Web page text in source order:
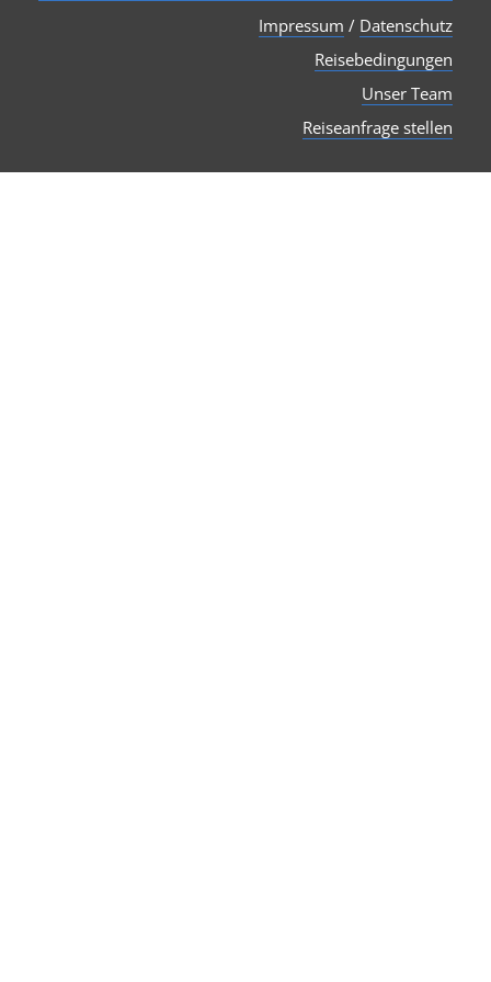
Impressum / Datenschutz
Reisebedingungen
Unser Team
Reiseanfrage stellen